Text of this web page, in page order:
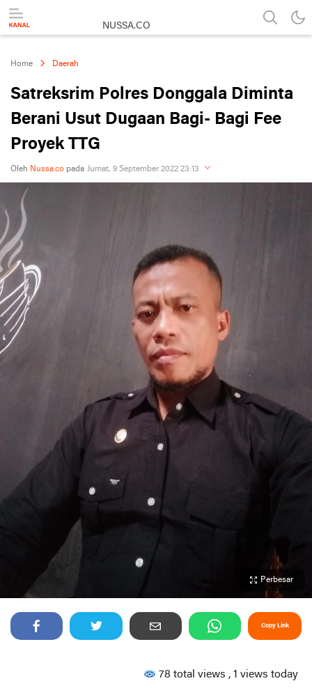
NUSSA.CO
Home Daerah
Satreksrim Polres Donggala Diminta
Berani Usut Dugaan Bagi- Bagi Fee
Proyek TTG
Oleh Nussa.co pada Jumat, 9 September 2022 23:13
Perbesar
Copy Link
78 total views , 1 views today